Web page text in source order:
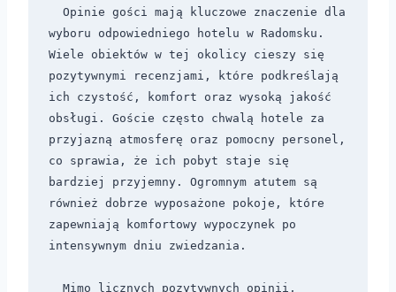
wyboru odpowiedniego hotelu w Radomsku.
Wiele obiektów w tej okolicy cieszy się
pozytywnymi recenzjami, które podkreślają
ich czystość, komfort oraz wysoką jakość
obsługi. Goście często chwalą hotele za
przyjazną atmosferę oraz pomocny personel,
co sprawia, że ich pobyt staje się
bardziej przyjemny. Ogromnym atutem są
również dobrze wyposażone pokoje, które
zapewniają komfortowy wypoczynek po
intensywnym dniu zwiedzania.